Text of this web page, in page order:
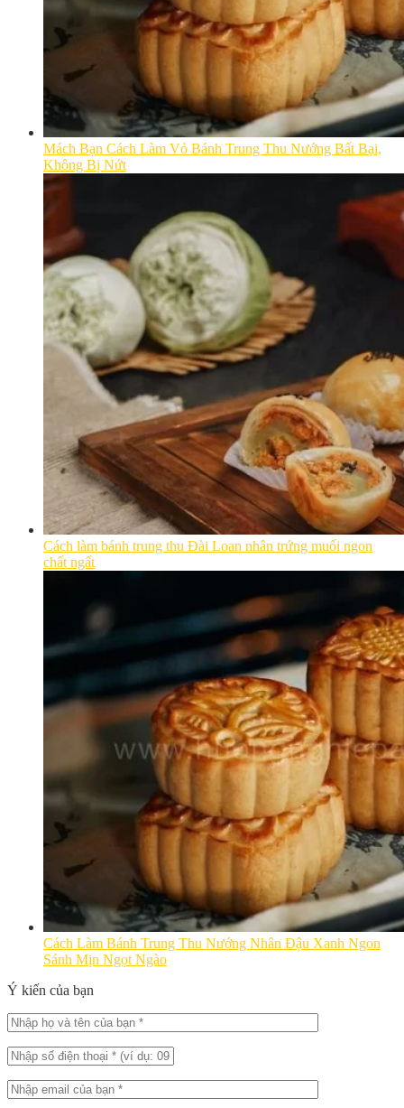
Mách Bạn Cách Làm Vỏ Bánh Trung Thu Nướng Bất Bại,
Không Bị Nứt
Cách làm bánh trung thu Đài Loan nhân trứng muối ngon
chất ngất
Cách Làm Bánh Trung Thu Nướng Nhân Đậu Xanh Ngon
Sánh Mịn Ngọt Ngào
Ý kiến của bạn